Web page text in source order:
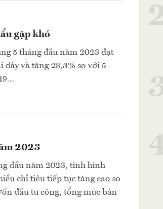
gặp khó
5 tháng đầu năm 2023 đạt
đây và tăng 28,3% so với 5
2023
đầu năm 2023, tình hình
chỉ tiêu tiếp tục tăng cao so
đầu tư công, tổng mức bán